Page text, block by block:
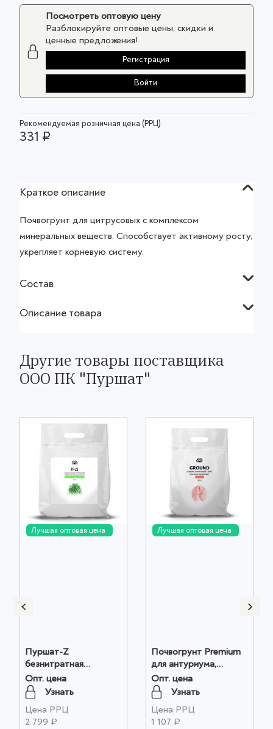
Посмотреть оптовую цену
Разблокируйте оптовые цены, скидки и
ценные предложения!
Регистрация
Войти
Рекомендуемая розничная цена (РРЦ)
331 ₽
Краткое описание
Почвогрунт для цитрусовых с комплексом
минеральных веществ. Способствует активному росту,
укрепляет корневую систему.
Состав
Описание товара
Другие товары поставщика
ООО ПК "Пуршат"
Лучшая оптовая цена
Пуршат-Z
безнитратная
питательная добавка
для хвойных и
декоративных 3 кг
оптом
Опт. цена
Узнать
Цена РРЦ
2 799 ₽
Лучшая оптовая цена
Почвогрунт Prеmium
для антуриума,
спатифиллума и
других ароидных 10 л
оптом
Опт. цена
Узнать
Цена РРЦ
1 107 ₽